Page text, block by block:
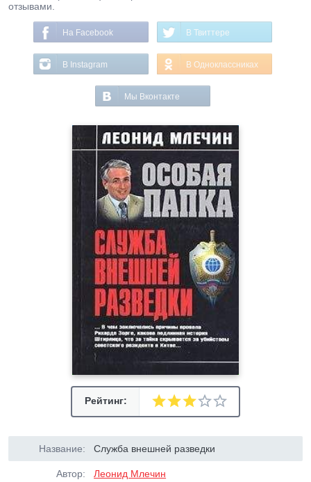
отзывами.
На Facebook В Твиттере
В Instagram В Одноклассниках
Мы Вконтакте
Рейтинг:
Название: Служба внешней разведки
Автор: Леонид Млечин